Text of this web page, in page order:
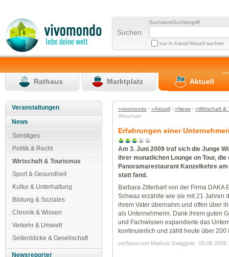
Suchen
Suchwort/Suchbegriff
nur in Kanal Aktuell suchen
Rathaus Marktplatz Aktuell
Veranstaltungen
News
Sonstiges
Politik & Recht
Wirtschaft & Tourismus
Sport & Gesundheit
Kultur & Unterhaltung
Bildung & Soziales
Chronik & Wissen
Verkehr & Umwelt
Seitenblicke & Gesellschaft
Newsreporter
»vivomondo / »Aktuell/ »News/ »Wirtschaft &
Wirtschaft
Erfahrungen einer
Am 3. Juni 2009 traf sich die Junge
ihrer monatlichen Lounge on Tour, die
Panoramarestaurant Kanzelkehre
statt fand.
Barbara Zitterbart von der Firma DAKA
Schwaz erzählte wie sie mit 21 Jahren
ihrem Vater übernahm und offen über
als Unternehmerin. Dank ihrem guten
und Fachwissen expandierte das
kontinuierlich und zählt heute über 200
verfasst von Markus Gwiggner 05.06.2009